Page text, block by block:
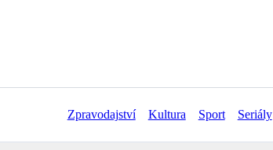
Zpravodajství Kultura Sport Seriály